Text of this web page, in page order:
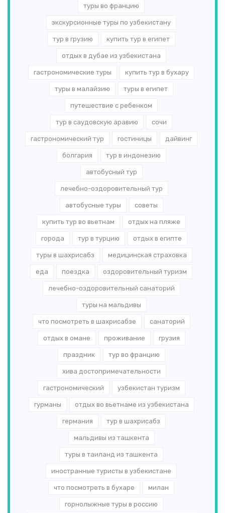
туры во францию
экскурсионные туры по узбекистану
тур в грузию купить тур в египет
отдых в дубае из узбекистана
гастрономические туры купить тур в бухару
туры в малайзию туры в египет
путешествие с ребенком
тур в саудовскую аравию сочи
гастрономический тур гостиницы дайвинг
болгария тур в индонезию
автобусный тур
лечебно-оздоровительный тур
автобусные туры советы
купить тур во вьетнам отдых на пляже
города тур в турцию отдых в египте
туры в шахрисабз медицинская страховка
еда поездка оздоровительный туризм
лечебно-оздоровительный санаторий
туры на мальдивы
что посмотреть в шахрисабзе санаторий
отдых в омане проживание грузия
праздник тур во францию
хива достопримечательности
гастрономический узбекистан туризм
гурманы отдых во вьетнаме из узбекистана
германия тур в шахрисабз
мальдивы из ташкента
туры в таиланд из ташкента
иностранные туристы в узбекистане
что посмотреть в бухаре милан
горнолыжные туры в россию